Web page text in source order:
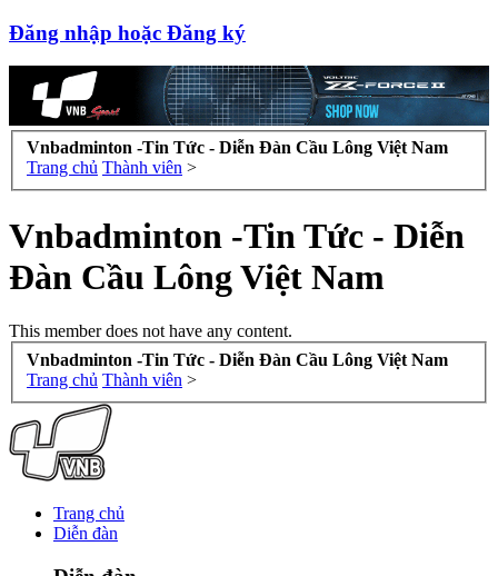
Đăng nhập hoặc Đăng ký
Vnbadminton -Tin Tức - Diễn Đàn Cầu Lông Việt Nam
Trang chủ Thành viên >
Vnbadminton -Tin Tức - Diễn
Đàn Cầu Lông Việt Nam
This member does not have any content.
Vnbadminton -Tin Tức - Diễn Đàn Cầu Lông Việt Nam
Trang chủ Thành viên >
Trang chủ
Diễn đàn